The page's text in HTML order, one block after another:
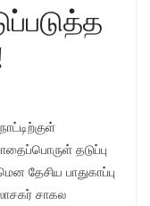
தடுப்பு
தேசிய பாதுகாப்பு
சாகல